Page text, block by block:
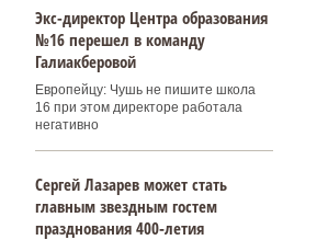
Экс-директор Центра образования
№16 перешел в команду
Галиакберовой
Европейцу: Чушь не пишите школа
16 при этом директоре работала
негативно
Сергей Лазарев может стать
главным звездным гостем
празднования 400‑летия